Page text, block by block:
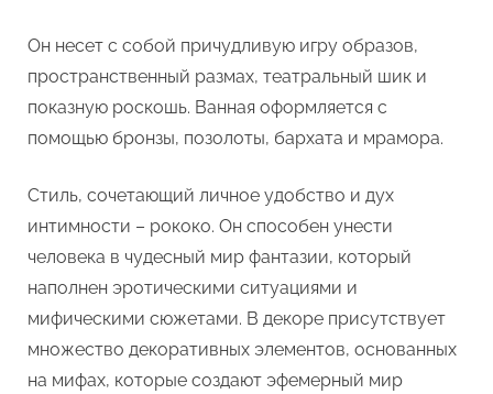
Он несет с собой причудливую игру образов,
пространственный размах, театральный шик и
показную роскошь. Ванная оформляется с
помощью бронзы, позолоты, бархата и мрамора.
Стиль, сочетающий личное удобство и дух
интимности – рококо. Он способен унести
человека в чудесный мир фантазии, который
наполнен эротическими ситуациями и
мифическими сюжетами. В декоре присутствует
множество декоративных элементов, основанных
на мифах, которые создают эфемерный мир